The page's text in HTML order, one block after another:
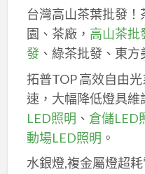
台灣高山茶葉批發
園、茶廠， 高山茶批
發、綠茶批發、東方
拓普TOP 高效自由
速，大幅降低燈具維
LED照明 、 倉儲LED
動場LED照明 。
水銀燈,複金屬燈超